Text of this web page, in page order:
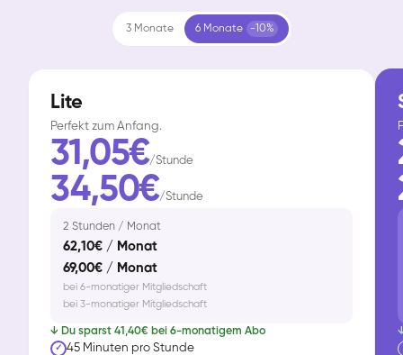
3 Monate 6 Monate -10%
Lite
Perfekt zum Anfang.
31,05€/Stunde
34,50€/Stunde
2 Stunden / Monat
62,10€ / Monat
69,00€ / Monat
bei 6-monatiger Mitgliedschaft
bei 3-monatiger Mitgliedschaft
↓ Du sparst 41,40€ bei 6-monatigem Abo
✓ 45 Minuten pro Stunde